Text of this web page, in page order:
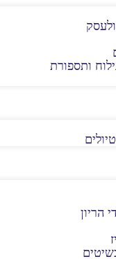
ותספורת
הריון